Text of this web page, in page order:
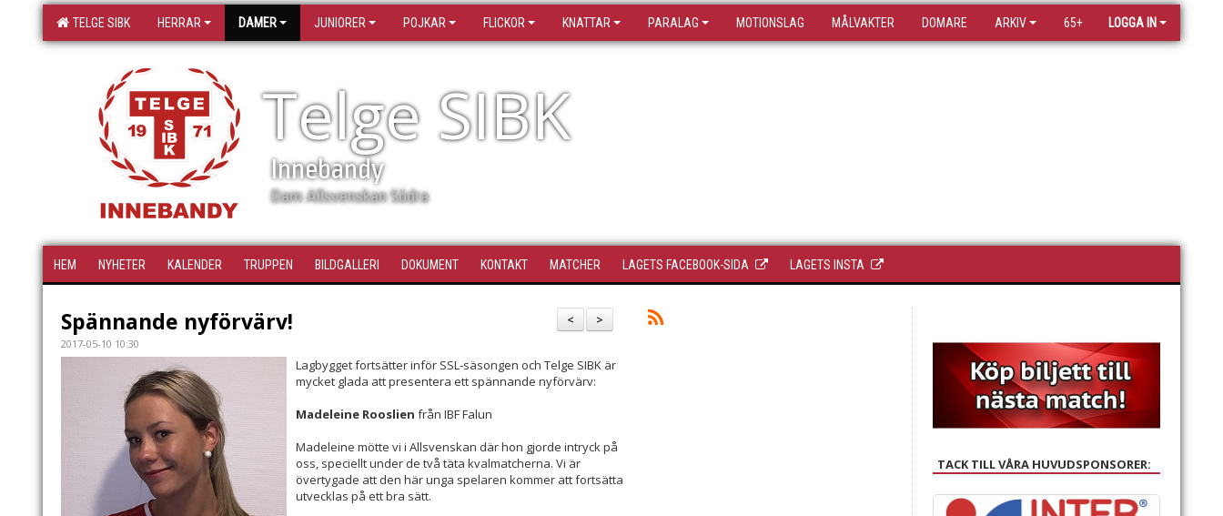
TELGE SIBK HERRAR DAMER JUNIORER POJKAR FLICKOR KNATTAR PARALAG MOTIONSLAG MÅLVAKTER DOMARE ARKIV 65+ LOGGA IN
Telge SIBK
Innebandy
Dam Allsvenskan Södra
HEM NYHETER KALENDER TRUPPEN BILDGALLERI DOKUMENT KONTAKT MATCHER LAGETS FACEBOOK-SIDA LAGETS INSTA
>
<
Spännande nyförvärv!
2017-05-10 10:30
Lagbygget fortsätter inför SSL-säsongen och Telge SIBK är
mycket glada att presentera ett spännande nyförvärv:
Madeleine Rooslien från IBF Falun
Madeleine mötte vi i Allsvenskan där hon gjorde intryck på
oss, speciellt under de två täta kvalmatcherna. Vi är
övertygade att den här unga spelaren kommer att fortsätta
utvecklas på ett bra sätt.
TACK TILL VÅRA HUVUDSPONSORER: